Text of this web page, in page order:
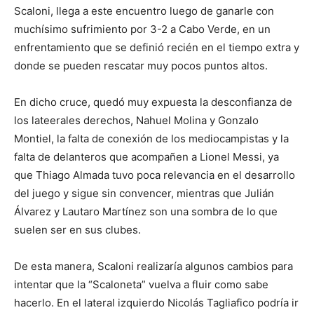
Scaloni, llega a este encuentro luego de ganarle con
muchísimo sufrimiento por 3-2 a Cabo Verde, en un
enfrentamiento que se definió recién en el tiempo extra y
donde se pueden rescatar muy pocos puntos altos.
En dicho cruce, quedó muy expuesta la desconfianza de
los lateerales derechos, Nahuel Molina y Gonzalo
Montiel, la falta de conexión de los mediocampistas y la
falta de delanteros que acompañen a Lionel Messi, ya
que Thiago Almada tuvo poca relevancia en el desarrollo
del juego y sigue sin convencer, mientras que Julián
Álvarez y Lautaro Martínez son una sombra de lo que
suelen ser en sus clubes.
De esta manera, Scaloni realizaría algunos cambios para
intentar que la “Scaloneta” vuelva a fluir como sabe
hacerlo. En el lateral izquierdo Nicolás Tagliafico podría ir